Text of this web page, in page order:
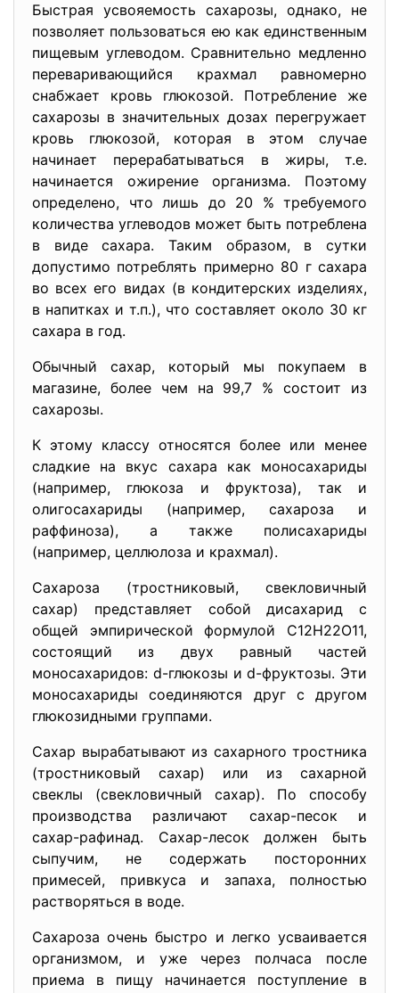
Быстрая усвояемость сахарозы, однако, не
позволяет пользоваться ею как единственным
пищевым углеводом. Сравнительно медленно
переваривающийся крахмал равномерно
снабжает кровь глюкозой. Потребление же
сахарозы в значительных дозах перегружает
кровь глюкозой, которая в этом случае
начинает перерабатываться в жиры, т.е.
начинается ожирение организма. Поэтому
определено, что лишь до 20 % требуемого
количества углеводов может быть потреблена
в виде сахара. Таким образом, в сутки
допустимо потреблять примерно 80 г сахара
во всех его видах (в кондитерских изделиях,
в напитках и т.п.), что составляет около 30 кг
сахара в год.
Обычный сахар, который мы покупаем в
магазине, более чем на 99,7 % состоит из
сахарозы.
К этому классу относятся более или менее
сладкие на вкус сахара как моносахариды
(например, глюкоза и фруктоза), так и
олигосахариды (например, сахароза и
раффиноза), а также полисахариды
(например, целлюлоза и крахмал).
Сахароза (тростниковый, свекловичный
сахар) представляет собой дисахарид с
общей эмпирической формулой С12Н22О11,
состоящий из двух равный частей
моносахаридов: d-глюкозы и d-фруктозы. Эти
моносахариды соединяются друг с другом
глюкозидными группами.
Сахар вырабатывают из сахарного тростника
(тростниковый сахар) или из сахарной
свеклы (свекловичный сахар). По способу
производства различают сахар-песок и
сахар-рафинад. Сахар-лесок должен быть
сыпучим, не содержать посторонних
примесей, привкуса и запаха, полностью
растворяться в воде.
Сахароза очень быстро и легко усваивается
организмом, и уже через полчаса после
приема в пищу начинается поступление в